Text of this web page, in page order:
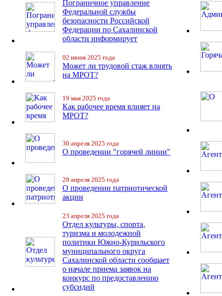
Пограничное управление
Федеральной службы
безопасности Российской
Федерации по Сахалинской
области информирует
02 июня 2025 года
Может ли трудовой стаж влиять
на МРОТ?
19 мая 2025 года
Как рабочее время влияет на
МРОТ?
30 апреля 2025 года
О проведении "горячей линии"
29 апреля 2025 года
О проведении патриотической
акции
23 апреля 2025 года
Отдел культуры, спорта,
туризма и молодежной
политики Южно-Курильского
муниципального округа
Сахалинской области сообщает
о начале приема заявок на
конкурс по предоставлению
субсидий